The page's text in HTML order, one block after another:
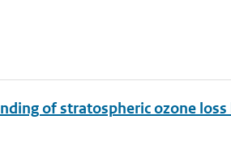
of stratospheric ozone loss